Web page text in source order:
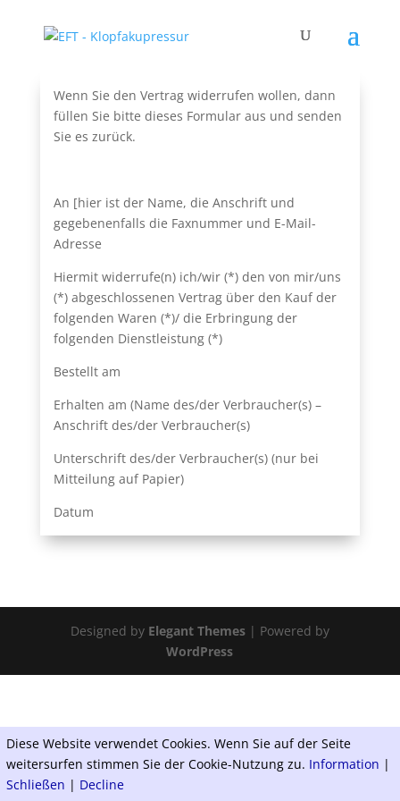
Wenn Sie den Vertrag widerrufen wollen, dann
füllen Sie bitte dieses Formular aus und senden
Sie es zurück.
An [hier ist der Name, die Anschrift und
gegebenenfalls die Faxnummer und E-Mail-
Adresse
Hiermit widerrufe(n) ich/wir (*) den von mir/uns
(*) abgeschlossenen Vertrag über den Kauf der
folgenden Waren (*)/ die Erbringung der
folgenden Dienstleistung (*)
Bestellt am
Erhalten am (Name des/der Verbraucher(s) –
Anschrift des/der Verbraucher(s)
Unterschrift des/der Verbraucher(s) (nur bei
Mitteilung auf Papier)
Datum
Designed by Elegant Themes| Powered by
WordPress
Diese Website verwendet Cookies. Wenn Sie auf der Seite
weitersurfen stimmen Sie der Cookie-Nutzung zu. Information |
Schließen | Decline